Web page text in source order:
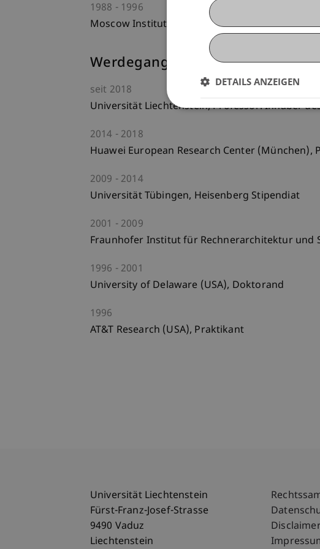
1988 1996
Moscow Institute of Radio, Electronics and
Werdegang
seit 2018
Universität Liechtenstein, Professor. Inhaber
2014 2018
Huawei European Research Center (München),
2009 2014
Universität Tübingen, Heisenberg Stipendiat
2001
2009
Fraunhofer Institut für Rechnerarchitektur und
1996 2001
University of Delaware (USA), Doktorand
1996
AT&T Research (USA), Praktikant
Universität Liechtenstein
Fürst-Franz-Josef-Strasse
9490 Vaduz
Liechtenstein
DETAILS ANZEIGEN